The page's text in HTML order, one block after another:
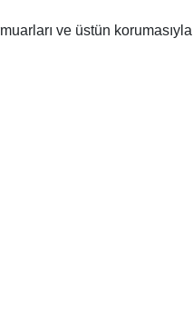
ve üstün korumasıyla